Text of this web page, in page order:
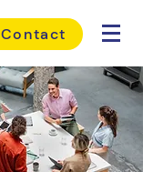
Contact